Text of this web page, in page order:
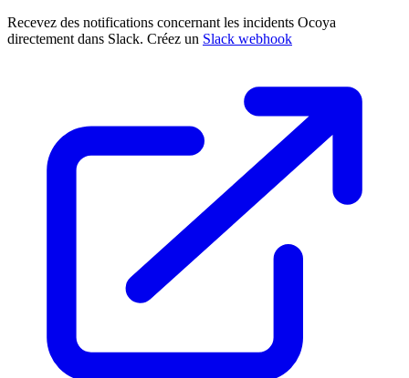
Recevez des notifications concernant les incidents Ocoya
directement dans Slack. Créez un Slack webhook